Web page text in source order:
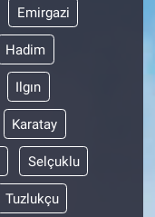
Emirgazi
Hadim
Ilgın
Karatay
Selçuklu
Tuzlukçu